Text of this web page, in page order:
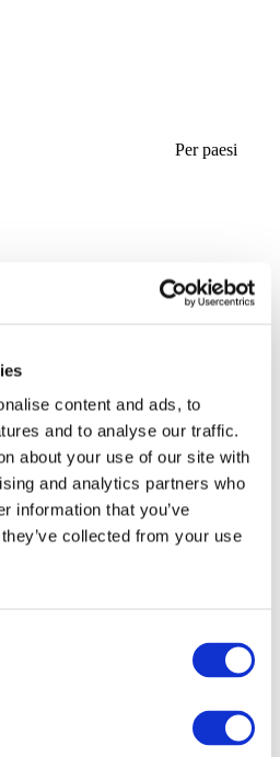
content and ads, to
and to analyse our traffic.
about your use of our site with
and analytics partners who
information that you’ve
collected from your use
Per paesi